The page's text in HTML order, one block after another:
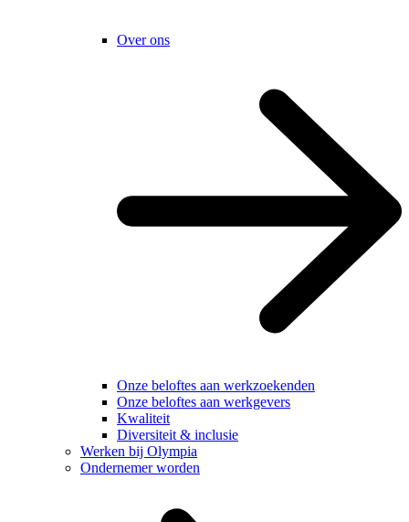
Over ons
Onze beloftes aan werkzoekenden
Onze beloftes aan werkgevers
Kwaliteit
Diversiteit & inclusie
Werken bij Olympia
Ondernemer worden